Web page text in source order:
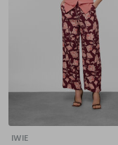
IWIE